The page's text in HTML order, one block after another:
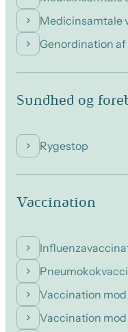
Medicinsamtale
Genordination
Sundhed og
Rygestop
Vaccination
Vaccination
Vaccination